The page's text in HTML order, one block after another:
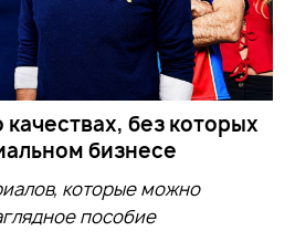
без которых
бизнесе
которые можно
пособие